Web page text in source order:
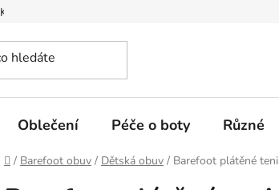
Kontakty na prodejny
Oblečení Péče o boty Různé
Domů
/ Barefoot obuv / Dětská obuv / Barefoot plátěné